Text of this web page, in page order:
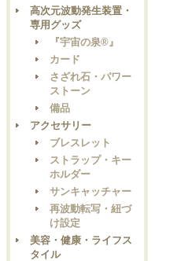
高次元波動発生装置・
専用グッズ
『宇宙の泉®』
カード
さざれ石・パワー
ストーン
備品
アクセサリー
ブレスレット
ストラップ・キー
ホルダー
サンキャッチャー
再波動転写・紐づ
け設定
美容・健康・ライフス
タイル